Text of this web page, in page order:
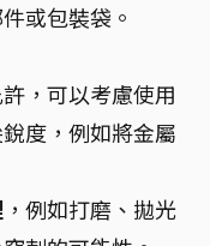
或包裝袋。
，可以考慮使用
度，例如將金屬
，例如打磨、拋光